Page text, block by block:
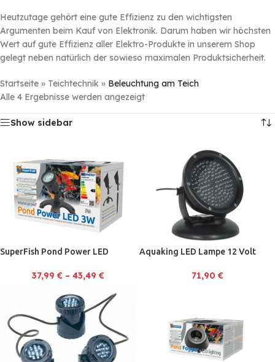
Heutzutage gehört eine gute Effizienz zu den wichtigsten
Argumenten beim Kauf von Elektronik. Darum haben wir höchsten
Wert auf gute Effizienz aller Elektro-Produkte in unserem Shop
gelegt neben natürlich der sowieso maximalen Produktsicherheit.
Startseite » Teichtechnik » Beleuchtung am Teich
Alle 4 Ergebnisse werden angezeigt
Show sidebar
SuperFish Pond Power LED
37,99 €– 43,49 €
Aquaking LED Lampe 12 Volt
71,90 €